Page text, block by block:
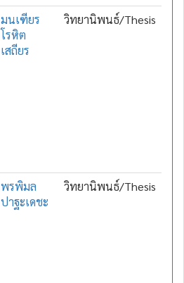
มนเฑียร
โรหิต
เสถียร
วิทยานิพนธ์/Thesis
พรพิมล
ปาฐะเดชะ
วิทยานิพนธ์/Thesis